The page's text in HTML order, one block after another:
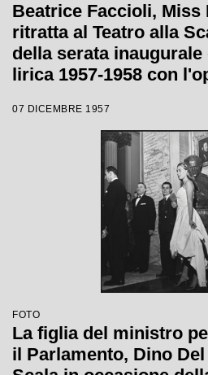
Beatrice Faccioli, Miss
ritratta al Teatro alla
della serata
lirica 1957-1958 con
Gianandrea Gavazzeni
Margherita Wallmann
07 DICEMBRE 1957
FOTO
La figlia del ministro
il Parlamento, Dino